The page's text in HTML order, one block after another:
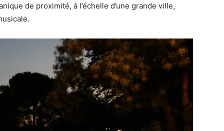
de proximité, à l’échelle d’une grande ville,